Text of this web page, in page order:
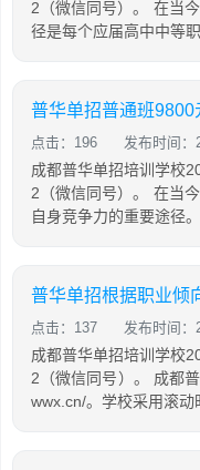
2（微信同号）。 在当
径是每个应届高中中等
点击：196 发布时间：
成都普华单招培训学校
2（微信同号）。 在当
自身竞争力的重要途径
普华单招根据职业倾
点击：137 发布时间：
成都普华单招培训学校
2（微信同号）。 成都
wwx.cn/。学校采用滚动